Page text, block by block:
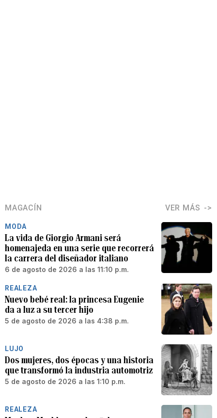
MAGACÍN VER MÁS
MODA
La vida de Giorgio Armani será
homenajeda en una serie que recorrerá
la carrera del diseñador italiano
6 de agosto de 2026 a las 11:10 p.m.
REALEZA
Nuevo bebé real: la princesa Eugenie
da a luz a su tercer hijo
5 de agosto de 2026 a las 4:38 p.m.
LUJO
Dos mujeres, dos épocas y una historia
que transformó la industria automotriz
5 de agosto de 2026 a las 1:10 p.m.
REALEZA